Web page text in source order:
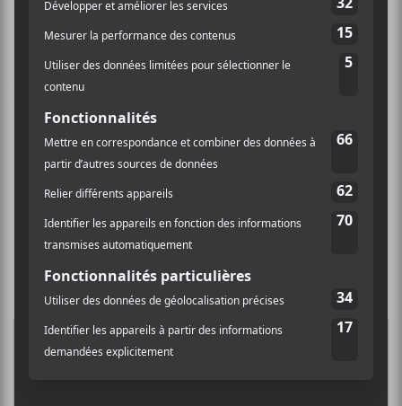
démontré qu’elle est habile sur scène alors qu’elle était
accompagnée de deux musiciens. Par contre, les
trames enregistrées prenaient une place importante
dans la musique pour compléter le guitariste et le
batteur. Le tout donnait un rendu un peu plat malgré
tout et ça ne sert pas les chansons deBillie du Page
qui sont déjà très convenues en soi. Ça demeure qu’à
20 ans, c’est impressionnant qu’elle ait déjà construit
tout ça, mais je trouve qu’on ne sent pas encore sa
personnalité dans ses créations. Ce n’est sans doute
qu’une question de temps et d’expérience. En
attendant, on va continuer de la suivre assurément.